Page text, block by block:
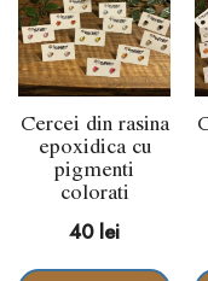
Cercei din rasina
epoxidica cu
pigmenti
colorati
40 lei